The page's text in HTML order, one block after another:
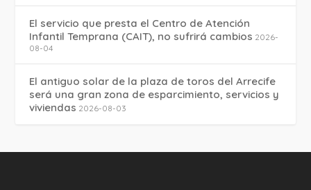
El servicio que presta el Centro de Atención
Infantil Temprana (CAIT), no sufrirá cambios 2026-
08-04
El antiguo solar de la plaza de toros del Arrecife
será una gran zona de esparcimiento, servicios y
viviendas 2026-08-03